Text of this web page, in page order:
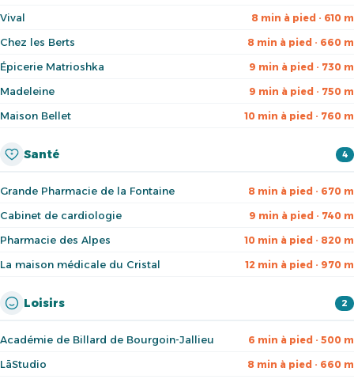
Vival 8 min à pied · 610 m
Chez les Berts 8 min à pied · 660 m
Épicerie Matrioshka 9 min à pied · 730 m
Madeleine 9 min à pied · 750 m
Maison Bellet 10 min à pied · 760 m
Santé 4
Grande Pharmacie de la Fontaine 8 min à pied · 670 m
Cabinet de cardiologie 9 min à pied · 740 m
Pharmacie des Alpes 10 min à pied · 820 m
La maison médicale du Cristal 12 min à pied · 970 m
Loisirs 2
Académie de Billard de Bourgoin-Jallieu 6 min à pied · 500 m
LāStudio 8 min à pied · 660 m